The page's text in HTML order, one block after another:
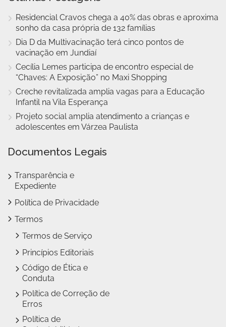
Residencial Cravos chega a 40% das obras e aproxima
sonho da casa própria de 132 famílias
Dia D da Multivacinação terá cinco pontos de
vacinação em Jundiaí
Cecília Lemes participa de encontro especial de
“Chaves: A Exposição” no Maxi Shopping
Creche revitalizada amplia vagas para a Educação
Infantil na Vila Esperança
Projeto social amplia atendimento a crianças e
adolescentes em Várzea Paulista
Documentos Legais
Transparência e
Expediente
Política de Privacidade
Termos
Termos de Serviço
Princípios Editoriais
Código de Ética e
Conduta
Política de Correção de
Erros
Política de